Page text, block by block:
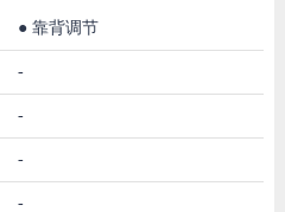
● 靠背调节
-
-
-
-